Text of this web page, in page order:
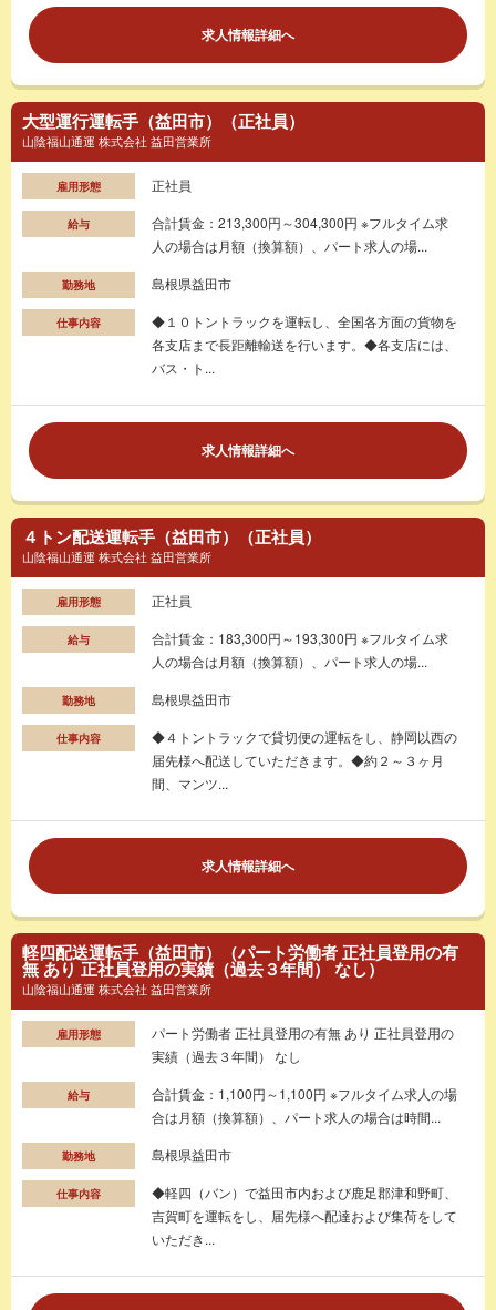
求人情報詳細へ
大型運行運転手（益田市）（正社員）
山陰福山通運 株式会社 益田営業所
雇用形態 正社員
給与
合計賃金：213,300円～304,300円 ※フルタイム求
人の場合は月額（換算額）、パート求人の場...
勤務地 島根県益田市
仕事内容
◆１０トントラックを運転し、全国各方面の貨物を
各支店まで長距離輸送を行います。◆各支店には、
バス・ト...
求人情報詳細へ
４トン配送運転手（益田市）（正社員）
山陰福山通運 株式会社 益田営業所
雇用形態 正社員
給与
合計賃金：183,300円～193,300円 ※フルタイム求
人の場合は月額（換算額）、パート求人の場...
勤務地 島根県益田市
仕事内容
◆４トントラックで貸切便の運転をし、静岡以西の
届先様へ配送していただきます。◆約２～３ヶ月
間、マンツ...
求人情報詳細へ
軽四配送運転手（益田市）（パート労働者 正社員登用の有
無 あり 正社員登用の実績（過去３年間） なし）
山陰福山通運 株式会社 益田営業所
雇用形態
パート労働者 正社員登用の有無 あり 正社員登用の
実績（過去３年間） なし
給与
合計賃金：1,100円～1,100円 ※フルタイム求人の場
合は月額（換算額）、パート求人の場合は時間...
勤務地 島根県益田市
仕事内容
◆軽四（バン）で益田市内および鹿足郡津和野町、
吉賀町を運転をし、届先様へ配達および集荷をして
いただき...